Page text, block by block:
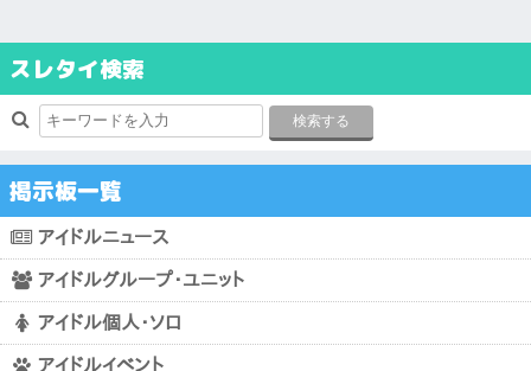
スレタイ検索
掲示板一覧
アイドルニュース
アイドルグループ・ユニット
アイドル個人・ソロ
アイドルイベント